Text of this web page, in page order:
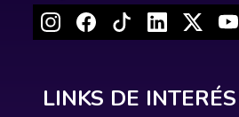
LINKS DE INTERÉS